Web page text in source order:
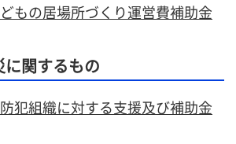
もの居場所づくり運営費補助金
関するもの
犯組織に対する支援及び補助金